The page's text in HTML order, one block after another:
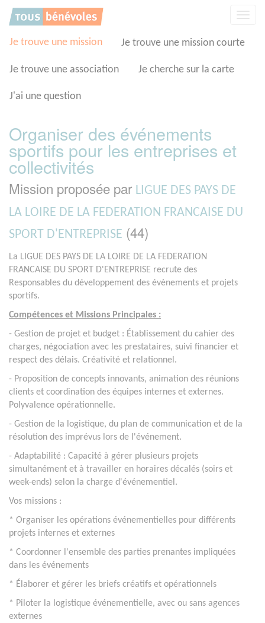
Je trouve une mission Je trouve une mission courte
Je trouve une association Je cherche sur la carte
J'ai une question
Organiser des événements
sportifs pour les entreprises et
collectivités
Mission proposée par LIGUE DES PAYS DE
LA LOIRE DE LA FEDERATION FRANCAISE DU
SPORT D'ENTREPRISE (44)
La LIGUE DES PAYS DE LA LOIRE DE LA FEDERATION
FRANCAISE DU SPORT D'ENTREPRISE recrute des
Responsables du développement des évènements et projets
sportifs.
Compétences et Missions Principales :
- Gestion de projet et budget : Établissement du cahier des
charges, négociation avec les prestataires, suivi financier et
respect des délais. Créativité et relationnel.
- Proposition de concepts innovants, animation des réunions
clients et coordination des équipes internes et externes.
Polyvalence opérationnelle.
- Gestion de la logistique, du plan de communication et de la
résolution des imprévus lors de l'événement.
- Adaptabilité : Capacité à gérer plusieurs projets
simultanément et à travailler en horaires décalés (soirs et
week-ends) selon la charge d'événementiel.
Vos missions :
* Organiser les opérations événementielles pour différents
projets internes et externes
* Coordonner l'ensemble des parties prenantes impliquées
dans les événements
* Élaborer et gérer les briefs créatifs et opérationnels
* Piloter la logistique événementielle, avec ou sans agences
externes
Panneau de gestion des cookies